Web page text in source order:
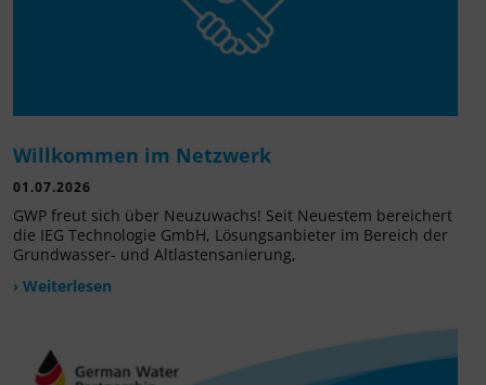
Willkommen im Netzwerk
01.07.2026
GWP freut sich über Neuzuwachs! Seit Neuestem bereichert
die IEG Technologie GmbH, Lösungsanbieter im Bereich der
Grundwasser- und Altlastensanierung,
› Weiterlesen